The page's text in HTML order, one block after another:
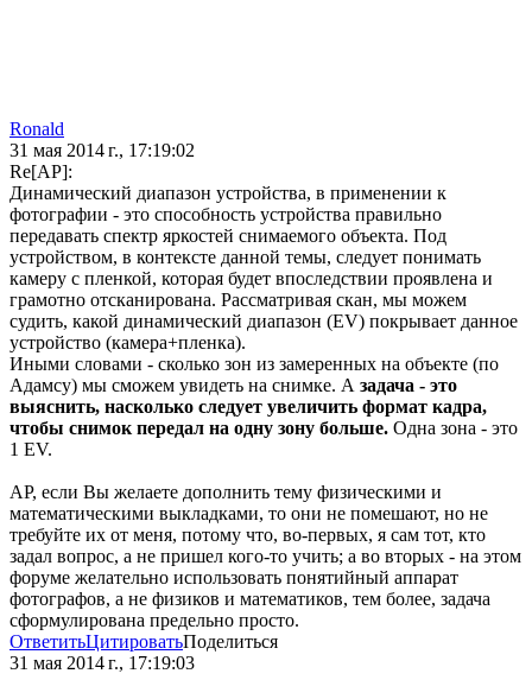
Ronald
31 мая 2014 г., 17:19:02
Re[AP]:
Динамический диапазон устройства, в применении к
фотографии - это способность устройства правильно
передавать спектр яркостей снимаемого объекта. Под
устройством, в контексте данной темы, следует понимать
камеру с пленкой, которая будет впоследствии проявлена и
грамотно отсканирована. Рассматривая скан, мы можем
судить, какой динамический диапазон (EV) покрывает данное
устройство (камера+пленка).
Иными словами - сколько зон из замеренных на объекте (по
Адамсу) мы сможем увидеть на снимке. А задача - это
выяснить, насколько следует увеличить формат кадра,
чтобы снимок передал на одну зону больше. Одна зона - это
1 EV.
AP, если Вы желаете дополнить тему физическими и
математическими выкладками, то они не помешают, но не
требуйте их от меня, потому что, во-первых, я сам тот, кто
задал вопрос, а не пришел кого-то учить; а во вторых - на этом
форуме желательно использовать понятийный аппарат
фотографов, а не физиков и математиков, тем более, задача
сформулирована предельно просто.
ОтветитьЦитироватьПоделиться
31 мая 2014 г., 17:19:03